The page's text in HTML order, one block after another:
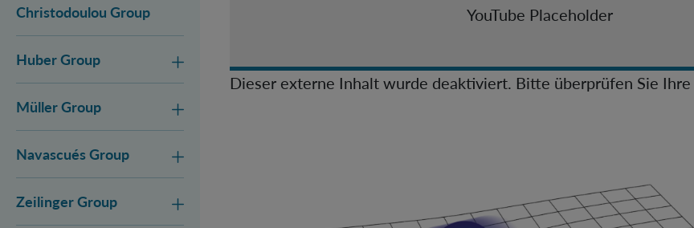
Christodoulou Group
Huber Group
Müller Group
Navascués Group
Zeilinger Group
Topical Teams
YouTube Placeholder
Dieser externe Inhalt wurde deaktiviert. Bitte überprüfen Sie Ihre